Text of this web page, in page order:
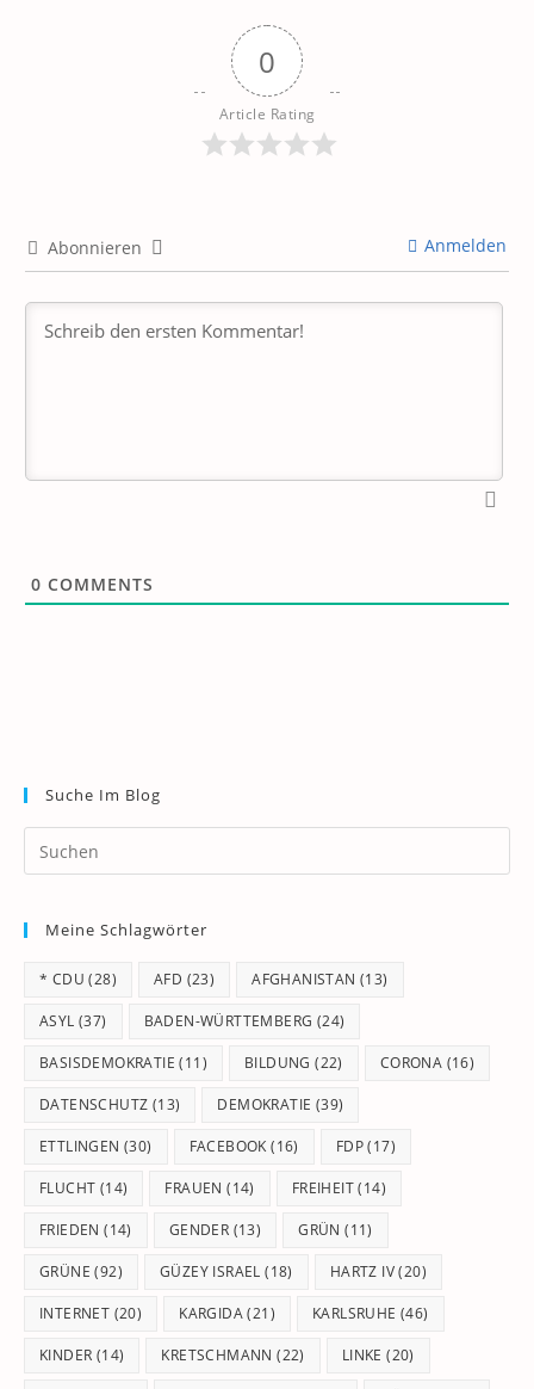
0
Article Rating
Abonnieren Anmelden
0 COMMENTS
Suche Im Blog
Meine Schlagwörter
* CDU (28) AFD (23) AFGHANISTAN (13)
ASYL (37) BADEN-WÜRTTEMBERG (24)
BASISDEMOKRATIE (11) BILDUNG (22) CORONA (16)
DATENSCHUTZ (13) DEMOKRATIE (39)
ETTLINGEN (30) FACEBOOK (16) FDP(17)
FLUCHT (14) FRAUEN (14) FREIHEIT(14)
FRIEDEN (14) GENDER (13) GRÜN (11)
GRÜNE (92) GÜZEY ISRAEL (18) HARTZ IV(20)
INTERNET (20) KARGIDA(21) KARLSRUHE (46)
KINDER (14) KRETSCHMANN (22) LINKE (20)